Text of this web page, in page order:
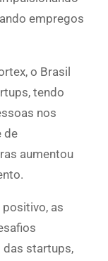
empregos
o Brasil
tendo
nos
de
aumentou
as
das startups,